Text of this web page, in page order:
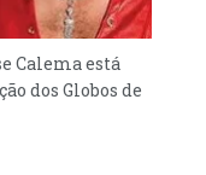
Calema está
dos Globos de